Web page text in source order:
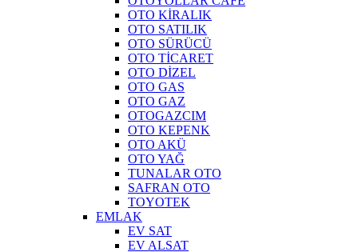
OTO KİRALIK
OTO SATILIK
OTO SÜRÜCÜ
OTO TİCARET
OTO DİZEL
OTO GAS
OTO GAZ
OTOGAZCIM
OTO KEPENK
OTO AKÜ
OTO YAĞ
TUNALAR OTO
SAFRAN OTO
TOYOTEK
EMLAK
EV SAT
EV ALSAT